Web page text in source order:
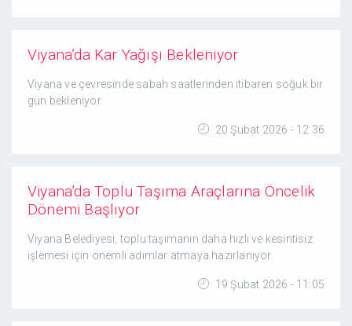
Viyana’da Kar Yağışı Bekleniyor
Viyana ve çevresinde sabah saatlerinden itibaren soğuk bir
gün bekleniyor.
20 Şubat 2026 - 12:36
Viyana’da Toplu Taşıma Araçlarına Öncelik
Dönemi Başlıyor
Viyana Belediyesi, toplu taşımanın daha hızlı ve kesintisiz
işlemesi için önemli adımlar atmaya hazırlanıyor.
19 Şubat 2026 - 11:05